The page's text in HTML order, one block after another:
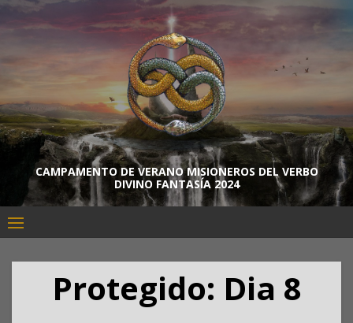
Skip
content
CAMPAMENTO DE VERANO MISIONEROS DEL VERBO
DIVINO FANTASÍA 2024
Protegido: Dia 8